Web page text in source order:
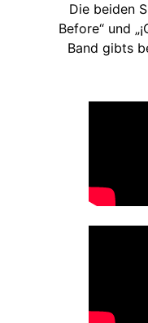
Die beiden
Before“ und
Band gibts